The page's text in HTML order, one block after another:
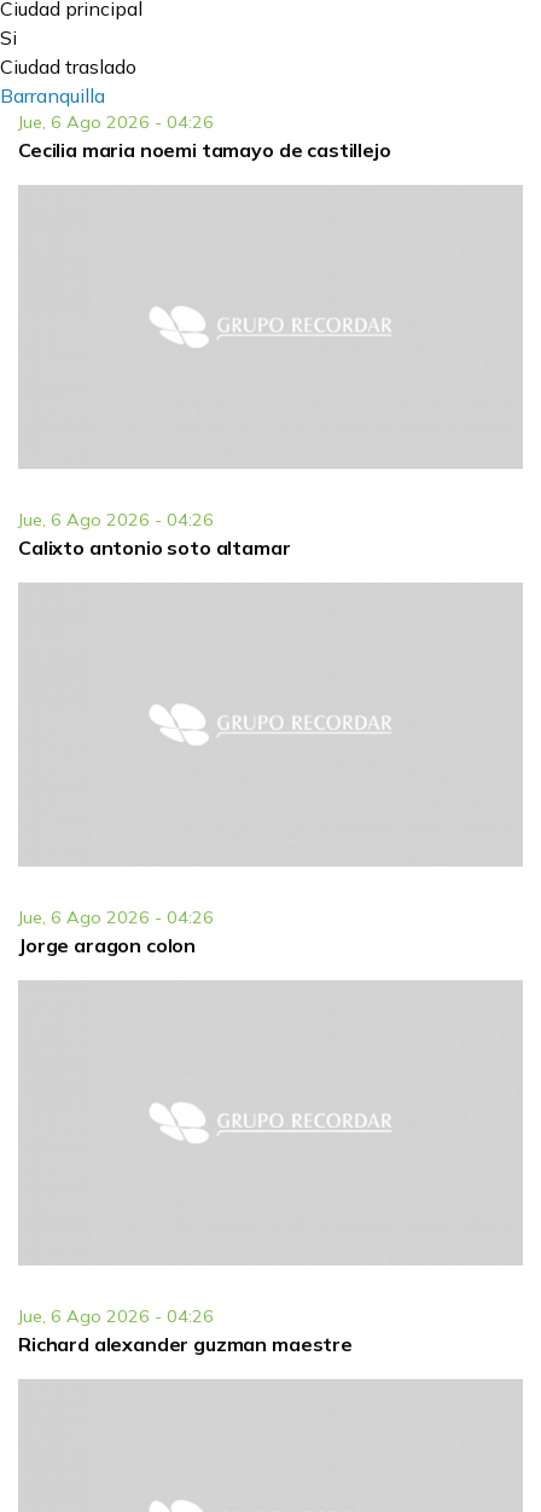
Ciudad principal
Si
Ciudad traslado
Barranquilla
Jue, 6 Ago 2026 - 04:26
Cecilia maria noemi tamayo de castillejo
Jue, 6 Ago 2026 - 04:26
Calixto antonio soto altamar
Jue, 6 Ago 2026 - 04:26
Jorge aragon colon
Jue, 6 Ago 2026 - 04:26
Richard alexander guzman maestre